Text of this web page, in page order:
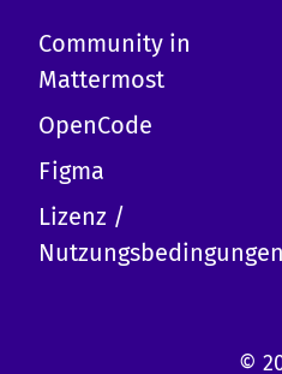
Community in
Mattermost
OpenCode
Figma
Lizenz /
Nutzungsbedingungen
©
-Komponentenübersicht
-Barrierefreiheit
-Kopfzeile